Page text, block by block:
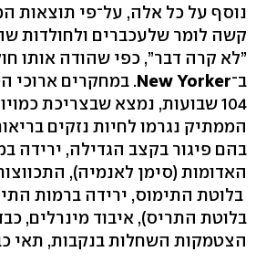
נוסף על כל אלה, על־פי תוצאות
קשה לומר שלעכברים ולחולדות
”לא קרה דבר”, כפי שהודה אותו
ב־New Yorker
104 שבועות, נמצא שבצריכת
הממתיק נגרמו לחיות נזקים
בהם פיגור בקצב הגדילה, ירידה
האדומות (סימן לאנמיה),
בלוטת התימוס, ירידה ברמות
בלוטת התריס), איבוד מינרלים,
הצטמקות השחלות בנקבות, תאי